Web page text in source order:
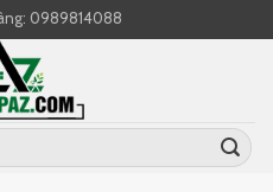
0989814088